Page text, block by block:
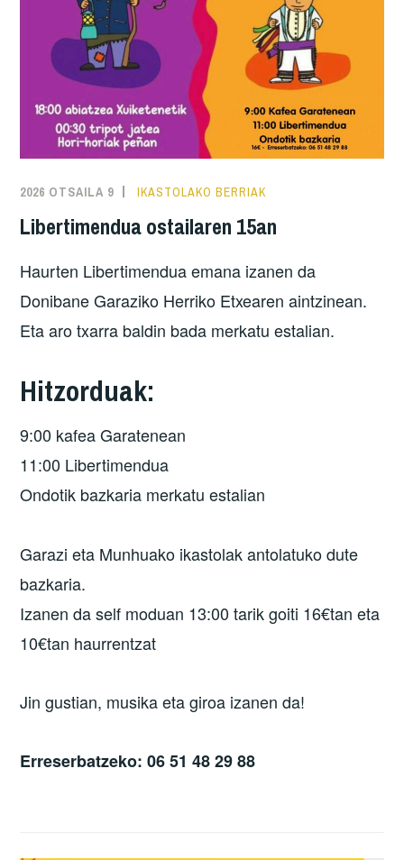
2026 OTSAILA 9 IKASTOLAKO BERRIAK
Libertimendua ostailaren 15an
Haurten Libertimendua emana izanen da
Donibane Garaziko Herriko Etxearen aintzinean.
Eta aro txarra baldin bada merkatu estalian.
Hitzorduak:
9:00 kafea Garatenean
11:00 Libertimendua
Ondotik bazkaria merkatu estalian
Garazi eta Munhuako ikastolak antolatuko dute
bazkaria.
Izanen da self moduan 13:00 tarik goiti 16€tan eta
10€tan haurrentzat
Jin gustian, musika eta giroa izanen da!
Erreserbatzeko: 06 51 48 29 88